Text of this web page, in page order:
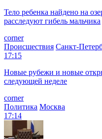
Тело ребенка найдено на
расследуют гибель мальчика
corner
Происшествия Санкт-
17:15
Новые рубежи и новые
следующей неделе
corner
Политика Москва
17:14